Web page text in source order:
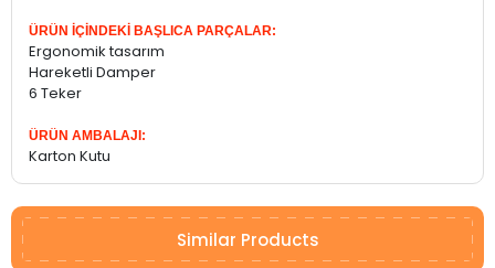
ÜRÜN İÇİNDEKİ BAŞLICA PARÇALAR:
Ergonomik tasarım
Hareketli Damper
6 Teker
ÜRÜN AMBALAJI:
Karton Kutu
Similar Products